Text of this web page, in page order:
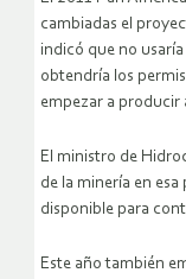
cambiadas el
indicó que no
obtendría los
empezar a producir
El ministro de
de la minería en
disponible para
Este año también